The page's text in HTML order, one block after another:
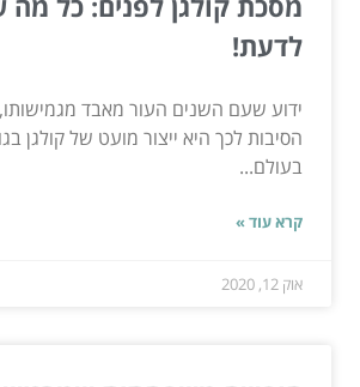
לדעת!
ידוע שעם השנים העור מאבד
הסיבות לכך היא ייצור מועט של קולגן
בעולם...
קרא עוד »
אוק 12, 2020